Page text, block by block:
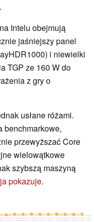
Intelu obejmują
jaśniejszy panel
i niewielki
TGP ze 160 W do
z gry o
usłane różami.
benchmarkowe,
przewyższać Core
wielowątkowe
szybszą maszyną
pokazuje.